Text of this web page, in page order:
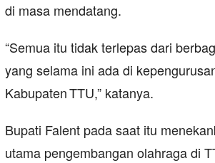
di masa mendatang.
“Semua itu tidak terlepas dari
yang selama ini ada di
Kabupaten TTU,” katanya.
Bupati Falent pada saat itu
utama pengembangan olahraga di